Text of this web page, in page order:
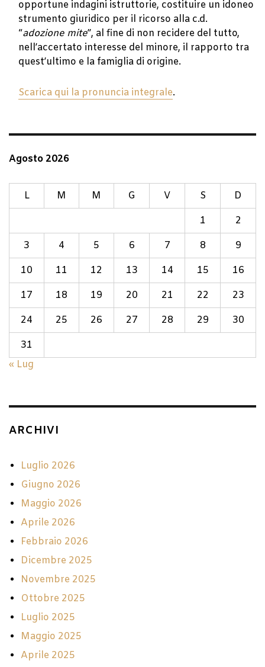
opportune indagini istruttorie, costituire un idoneo
strumento giuridico per il ricorso alla c.d.
“adozione mite”, al fine di non recidere del tutto,
nell’accertato interesse del minore, il rapporto tra
quest’ultimo e la famiglia di origine.
Scarica qui la pronuncia integrale.
Agosto 2026
L M M G V S
D
1
2
3
4 5 6 7 8
9
10
11 12 13 14 15
16
17
18 19 20 21 22
23
24
25 26 27 28 29
30
31
« Lug
ARCHIVI
Luglio 2026
Giugno 2026
Maggio 2026
Aprile 2026
Febbraio 2026
Dicembre 2025
Novembre 2025
Ottobre 2025
Luglio 2025
Maggio 2025
Aprile 2025